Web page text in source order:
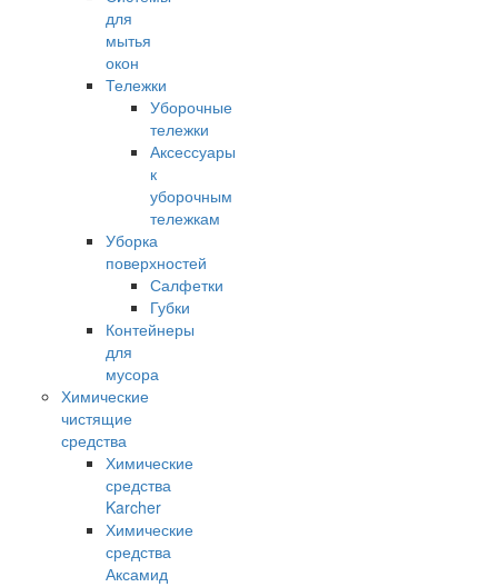
для
мытья
окон
Тележки
Уборочные
тележки
Аксессуары
к
уборочным
тележкам
Уборка
поверхностей
Салфетки
Губки
Контейнеры
для
мусора
Химические
чистящие
средства
Химические
средства
Karcher
Химические
средства
Аксамид